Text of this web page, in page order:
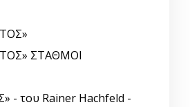
ΣΤΑΘΜΟΙ
του Rainer Hachfeld -